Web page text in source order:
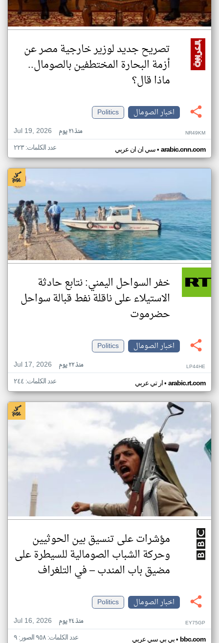
تصريح جديد لوزير خارجية مصر عن
أزمة البحارة المختطفين بالصومال..
ماذا قال؟
اخبار الصومال
Politics
Jul 19, 2026
منذ ٢١ يوم NR49KM
سي ان ان عربي• arabic.cnn.com عدد الكلمات: ٢٢٣
خفر السواحل اليمني: نتابع حادثة
الاستيلاء على ناقلة نفط قبالة سواحل
حضرموت
اخبار الصومال
Politics
Jul 17, 2026
منذ ٢٢ يوم LP44HE
ار تي عربي• arabic.rt.com عدد الكلمات: ٢٤٤
مؤشرات على تنسيق بين الحوثيين
وحركة الشباب الصومالية للسيطرة على
مضيق باب المندب – في التلغراف
اخبار الصومال
Politics
Jul 16, 2026
منذ ٢٤ يوم EY75GP
بي بي سي عربي• bbc.com عدد الكلمات: ٩٥٨ الصور: ٩